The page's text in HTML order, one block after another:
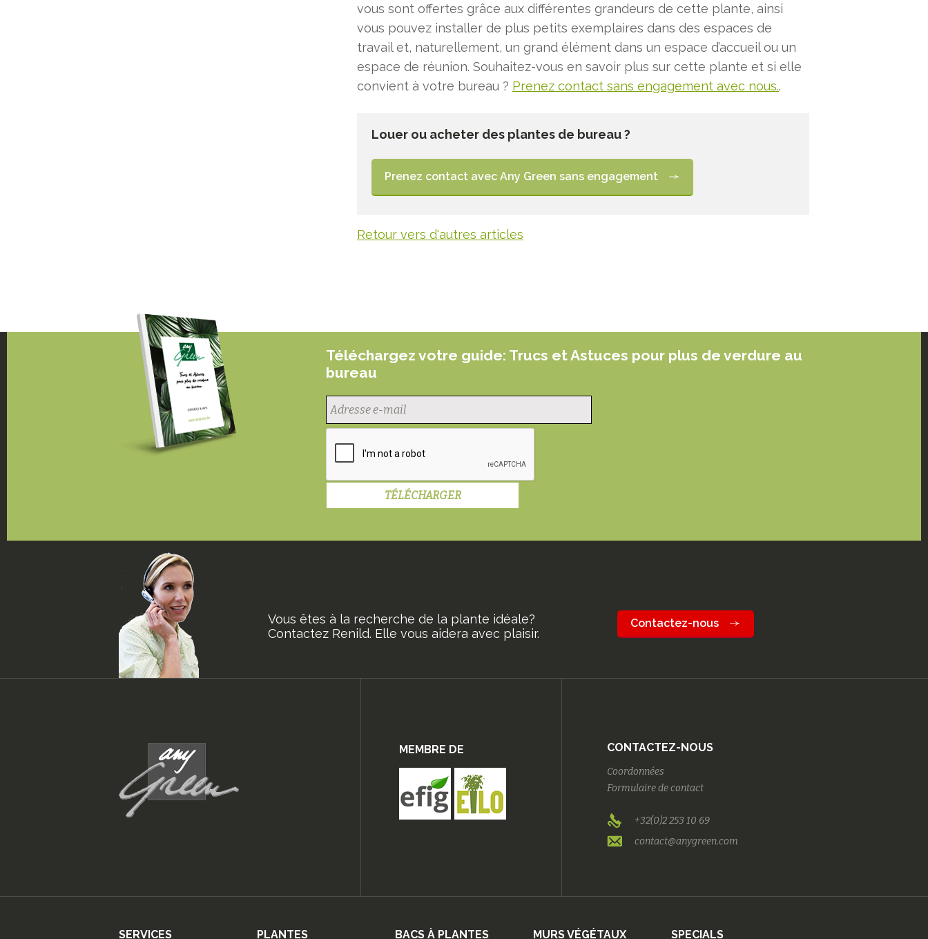
vous sont offertes grâce aux différentes grandeurs de cette plante, ainsi
vous pouvez installer de plus petits exemplaires dans des espaces de
travail et, naturellement, un grand élément dans un espace d’accueil ou un
espace de réunion. Souhaitez-vous en savoir plus sur cette plante et si elle
convient à votre bureau ? Prenez contact sans engagement avec nous..
Louer ou acheter des plantes de bureau ?
Prenez contact avec Any Green sans engagement
Retour vers d'autres articles
Téléchargez votre guide: Trucs et Astuces pour plus de verdure au
bureau
Vous êtes à la recherche de la plante idéale?
Contactez Renild. Elle vous aidera avec plaisir.
Contactez-nous
MEMBRE DE CONTACTEZ-NOUS
Coordonnées
Formulaire de contact
+32(0)2 253 10 69
contact@anygreen.com
SERVICES PLANTES BACS À PLANTES MURS VÉGÉTAUX SPECIALS